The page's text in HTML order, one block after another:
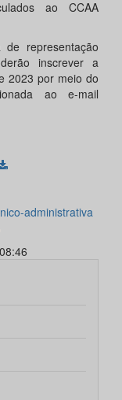
ao CCAA
representação
inscrever a
2023 por meio do
ao e-mail
administrativa